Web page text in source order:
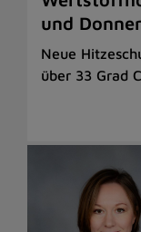
und
Neue
über 33 Grad